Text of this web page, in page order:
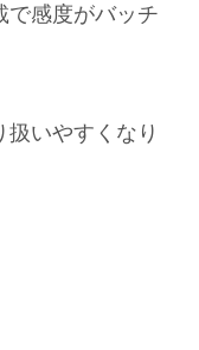
で感度がバッチ
扱いやすくなり